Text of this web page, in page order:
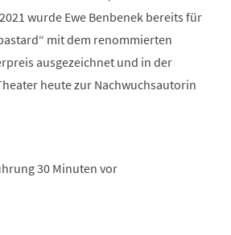
wurde Ewe Benbenek bereits für
mit dem renommierten
ausgezeichnet und in der
heute zur Nachwuchsautorin
30 Minuten vor